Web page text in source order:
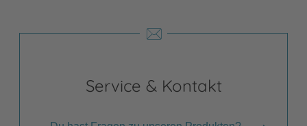
Service & Kontakt